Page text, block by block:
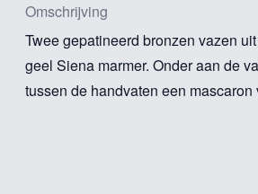
Omschrijving
Twee gepatineerd bronzen vazen
geel Siena marmer. Onder aan de
tussen de handvaten een